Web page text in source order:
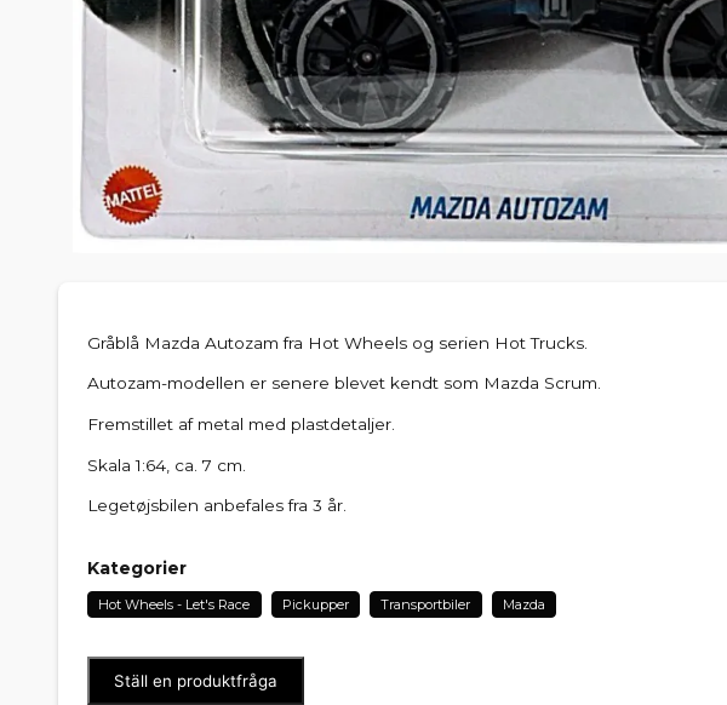
Gråblå Mazda Autozam fra Hot Wheels og serien Hot Trucks.
Autozam-modellen er senere blevet kendt som Mazda Scrum.
Fremstillet af metal med plastdetaljer.
Skala 1:64, ca. 7 cm.
Legetøjsbilen anbefales fra 3 år.
Kategorier
Hot Wheels - Let's Race Pickupper Transportbiler Mazda
Ställ en produktfråga